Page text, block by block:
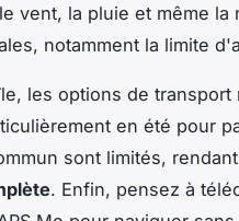
vent, la pluie et même
notamment la limite
les options de
en été pour
sont limités,
. Enfin, pensez à